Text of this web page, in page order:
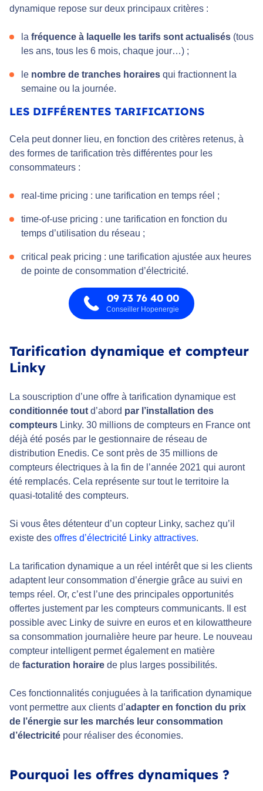
dynamique repose sur deux principaux critères :
la fréquence à laquelle les tarifs sont actualisés (tous
les ans, tous les 6 mois, chaque jour…) ;
le nombre de tranches horaires qui fractionnent la
semaine ou la journée.
LES DIFFÉRENTES TARIFICATIONS
Cela peut donner lieu, en fonction des critères retenus, à
des formes de tarification très différentes pour les
consommateurs :
real-time pricing : une tarification en temps réel ;
time-of-use pricing : une tarification en fonction du
temps d’utilisation du réseau ;
critical peak pricing : une tarification ajustée aux heures
de pointe de consommation d’électricité.
09 73 76 40 00
Conseiller Hopenergie
Tarification dynamique et compteur
Linky
La souscription d’une offre à tarification dynamique est
conditionnée tout d’abord par l’installation des
compteurs Linky. 30 millions de compteurs en France ont
déjà été posés par le gestionnaire de réseau de
distribution Enedis. Ce sont près de 35 millions de
compteurs électriques à la fin de l’année 2021 qui auront
été remplacés. Cela représente sur tout le territoire la
quasi-totalité des compteurs.
Si vous êtes détenteur d’un copteur Linky, sachez qu’il
existe des offres d’électricité Linky attractives.
La tarification dynamique a un réel intérêt que si les clients
adaptent leur consommation d’énergie grâce au suivi en
temps réel. Or, c’est l’une des principales opportunités
offertes justement par les compteurs communicants. Il est
possible avec Linky de suivre en euros et en kilowattheure
sa consommation journalière heure par heure. Le nouveau
compteur intelligent permet également en matière
de facturation horaire de plus larges possibilités.
Ces fonctionnalités conjuguées à la tarification dynamique
vont permettre aux clients d’adapter en fonction du prix
de l’énergie sur les marchés leur consommation
d’électricité pour réaliser des économies.
Pourquoi les offres dynamiques ?